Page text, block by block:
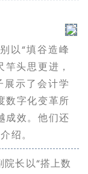
以“填谷造峰
头思更进，
示了会计学
数字化变革所
成效。他们还
绍。
院长以“搭上数